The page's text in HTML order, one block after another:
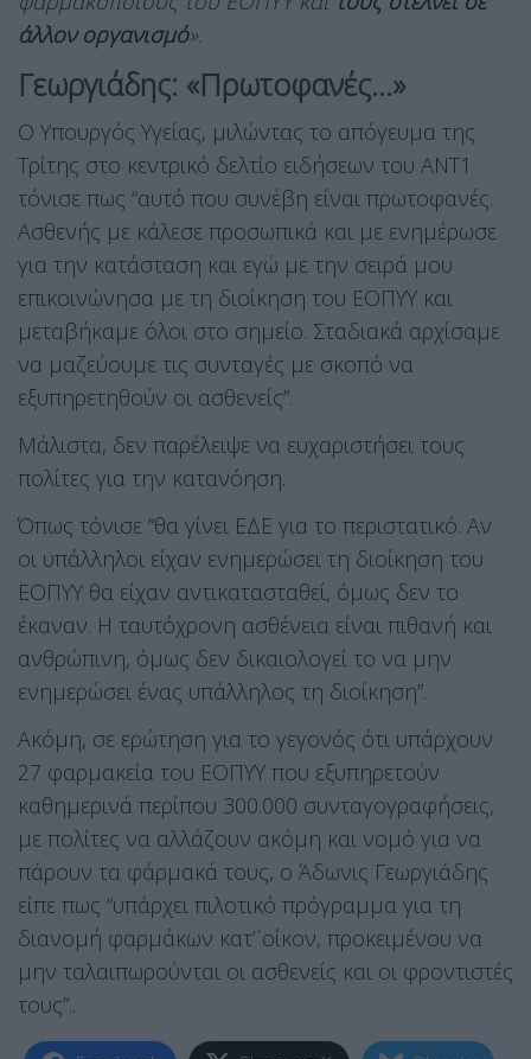
άλλον οργανισμό».
Γεωργιάδης: «Πρωτοφανές…»
Ο Υπουργός Υγείας, μιλώντας το απόγευμα της
Τρίτης στο κεντρικό δελτίο ειδήσεων του ΑΝΤ1
τόνισε πως “αυτό που συνέβη είναι πρωτοφανές.
Ασθενής με κάλεσε προσωπικά και με ενημέρωσε
για την κατάσταση και εγώ με την σειρά μου
επικοινώνησα με τη διοίκηση του ΕΟΠΥΥ και
μεταβήκαμε όλοι στο σημείο. Σταδιακά αρχίσαμε
να μαζεύουμε τις συνταγές με σκοπό να
εξυπηρετηθούν οι ασθενείς”.
Μάλιστα, δεν παρέλειψε να ευχαριστήσει τους
πολίτες για την κατανόηση.
Όπως τόνισε “θα γίνει ΕΔΕ για το περιστατικό. Αν
οι υπάλληλοι είχαν ενημερώσει τη διοίκηση του
ΕΟΠΥΥ θα είχαν αντικατασταθεί, όμως δεν το
έκαναν. Η ταυτόχρονη ασθένεια είναι πιθανή και
ανθρώπινη, όμως δεν δικαιολογεί το να μην
ενημερώσει ένας υπάλληλος τη διοίκηση”.
Ακόμη, σε ερώτηση για το γεγονός ότι υπάρχουν
27 φαρμακεία του ΕΟΠΥΥ που εξυπηρετούν
καθημερινά περίπου 300.000 συνταγογραφήσεις,
με πολίτες να αλλάζουν ακόμη και νομό για να
πάρουν τα φάρμακά τους, ο Άδωνις Γεωργιάδης
είπε πως “υπάρχει πιλοτικό πρόγραμμα για τη
διανομή φαρμάκων κατ΄’ οίκον, προκειμένου να
μην ταλαιπωρούνται οι ασθενείς και οι φροντιστές
τους”..